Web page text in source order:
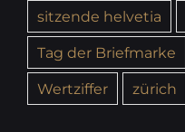
sitzende helvetia
Tag der Briefmarke
Wertziffer
zürich